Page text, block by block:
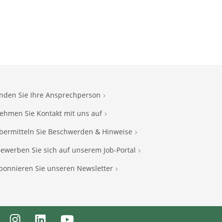
Sie Ihre Ansprechperson
Sie Kontakt mit uns auf
Sie Beschwerden & Hinweise
Sie sich auf unserem Job-Portal
Sie unseren Newsletter
InstagramLinkedInYoutube